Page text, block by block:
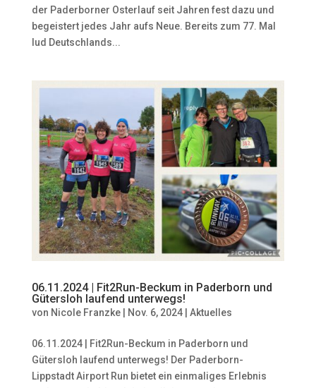
der Paderborner Osterlauf seit Jahren fest dazu und
begeistert jedes Jahr aufs Neue. Bereits zum 77. Mal
lud Deutschlands...
06.11.2024 | Fit2Run-Beckum in Paderborn und
Gütersloh laufend unterwegs!
von Nicole Franzke| Nov. 6, 2024| Aktuelles
06.11.2024 | Fit2Run-Beckum in Paderborn und
Gütersloh laufend unterwegs! Der Paderborn-
Lippstadt Airport Run bietet ein einmaliges Erlebnis